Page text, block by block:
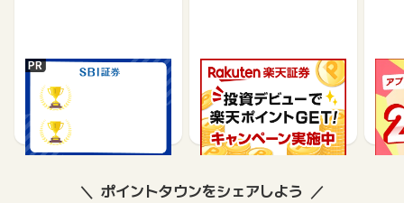
SBI証券【新規口座開設
完了】
9,565
楽天証券【総合口座開設
完了】
7,500
【
行】
ポイントタウンをシェアしよう